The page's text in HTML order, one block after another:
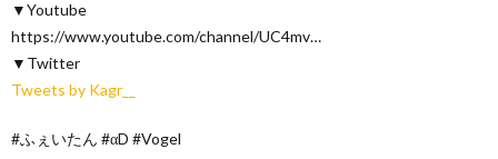
▼Youtube
https://www.youtube.com/channel/UC4mv…
▼Twitter
Tweets by Kagr__
#ふぇいたん #αD #Vogel